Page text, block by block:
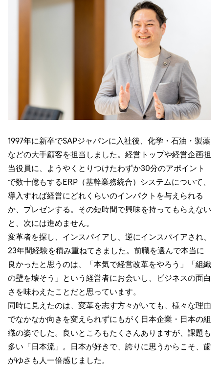
1997年に新卒でSAPジャパンに入社後、化学・石油・製薬
などの大手顧客を担当しました。経営トップや経営企画担
当役員に、ようやくとりつけたわずか30分のアポイント
で数十億もするERP（基幹業務統合）システムについて、
導入すれば経営にどれくらいのインパクトを与えられる
か、プレゼンする。その短時間で興味を持ってもらえない
と、次には進めません。
変革者を探し、インスパイアし、逆にインスパイアされ、
23年間経験を積み重ねてきました。前職を選んで本当に
良かったと思うのは、「本気で経営改革をやろう」「組織
の壁を壊そう」という経営者にお会いし、ビジネスの面白
さを味わえたことだと思っています。
同時に見えたのは、変革を志す方々がいても、様々な理由
でなかなか向きを変えられずにもがく日本企業・日本の組
織の姿でした。良いところもたくさんありますが、課題も
多い「日本流」。日本が好きで、誇りに思うからこそ、歯
がゆさも人一倍感じました。